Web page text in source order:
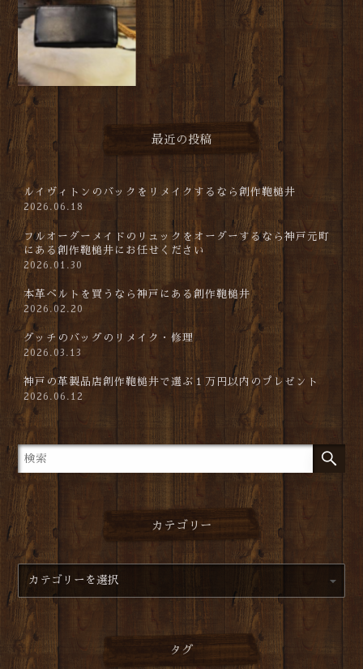
最近の投稿
ルイヴィトンのバックをリメイクするなら創作鞄槌井
2026.06.18
フルオーダーメイドのリュックをオーダーするなら神戸元町
にある創作鞄槌井にお任せください
2026.01.30
本革ベルトを買うなら神戸にある創作鞄槌井
2026.02.20
グッチのバッグのリメイク・修理
2026.03.13
神戸の革製品店創作鞄槌井で選ぶ１万円以内のプレゼント
2026.06.12
カテゴリー
タグ